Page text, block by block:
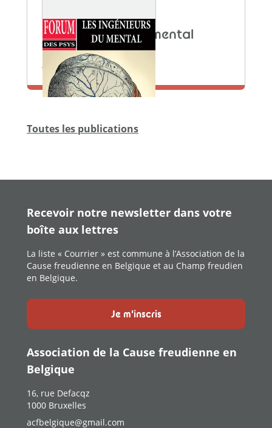
Les ingénieurs du mental
N° 1
En savoir plus
Toutes les publications
Recevoir notre newsletter dans votre
boîte aux lettres
La liste « Courrier » est commune à l’Association de la
Cause freudienne en Belgique et au Champ freudien
en Belgique.
Je m'inscris
Association de la Cause freudienne en
Belgique
16, rue Defacqz
1000 Bruxelles
acfbelgique@gmail.com